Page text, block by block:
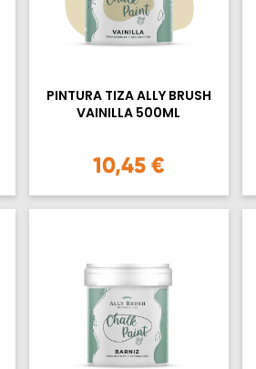
PINTURA TIZA ALLY BRUSH
VAINILLA 500ML
10,45 €